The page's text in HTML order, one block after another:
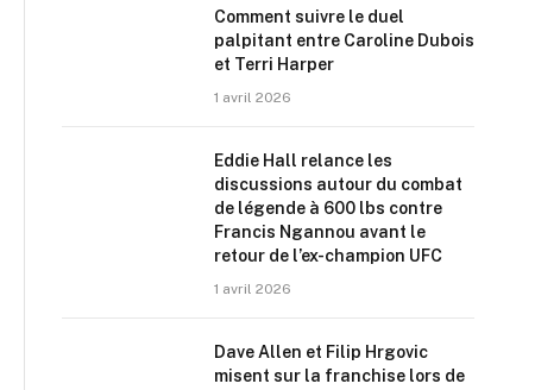
Comment suivre le duel
palpitant entre Caroline Dubois
et Terri Harper
1 avril 2026
Eddie Hall relance les
discussions autour du combat
de légende à 600 lbs contre
Francis Ngannou avant le
retour de l’ex-champion UFC
1 avril 2026
Dave Allen et Filip Hrgovic
misent sur la franchise lors de